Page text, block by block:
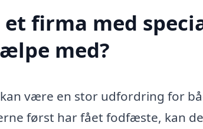
et firma med
med?
være en stor udfordring for
først har fået fodfæste, kan